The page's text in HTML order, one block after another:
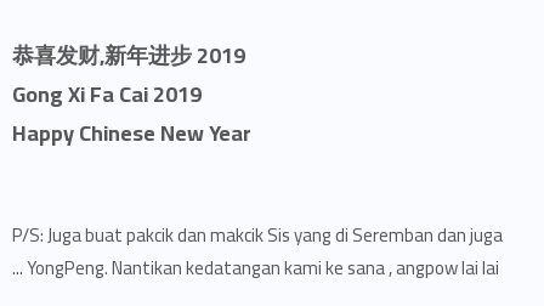
恭喜发财,新年进步 2019
Gong Xi Fa Cai 2019
Happy Chinese New Year
P/S: Juga buat pakcik dan makcik Sis yang di Seremban dan juga
YongPeng. Nantikan kedatangan kami ke sana , angpow lai lai ...